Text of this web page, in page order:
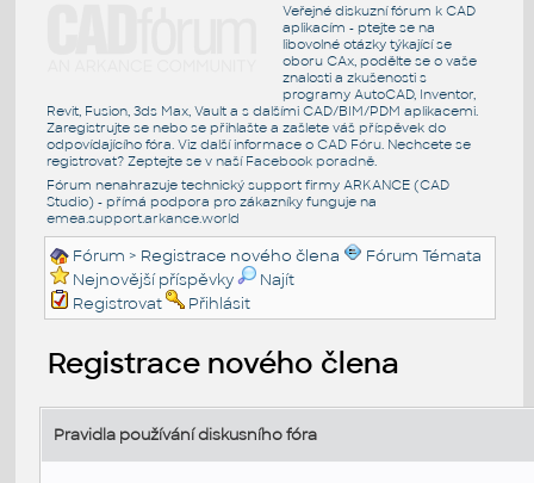
Veřejné diskuzní fórum k CAD
aplikacím - ptejte se na
libovolné otázky týkající se
oboru CAx, podělte se o vaše
znalosti a zkušenosti s
programy AutoCAD, Inventor,
Revit, Fusion, 3ds Max, Vault a s dalšími CAD/BIM/PDM aplikacemi.
Zaregistrujte se nebo se přihlašte a zašlete váš příspěvek do
odpovídajícího fóra. Viz další informace o CAD Fóru. Nechcete se
registrovat? Zeptejte se v naší Facebook poradně.
Fórum nenahrazuje technický support firmy ARKANCE (CAD
Studio) - přímá podpora pro zákazníky funguje na
emea.support.arkance.world
Fórum > Registrace nového člena
Fórum Témata
Nejnovější příspěvky
Najít
Registrovat
Přihlásit
Registrace nového člena
Pravidla používání diskusního fóra